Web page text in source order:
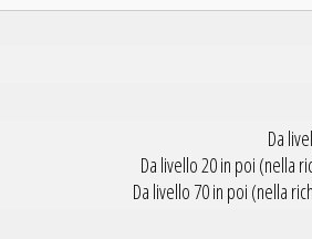
Da
Da livello 20 in poi (nella
Da livello 70 in poi (nella